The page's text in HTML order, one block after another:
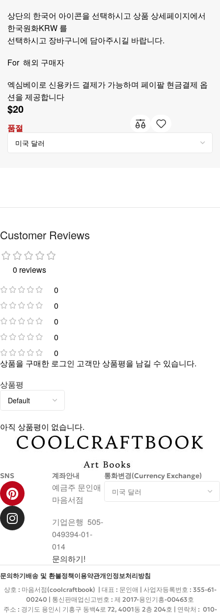
상단의 한국어 아이콘을 선택하시고 상품 상세페이지에서
한국원화KRW 를
선택하시고 장바구니에 담아주시길 바랍니다.
For 해외 구매자
엑심베이로 신용카드 결제가 가능하며 페이팔 현금결제 옵
션을 제공합니다
$20
품절
Customer Reviews
0 reviews
0
0
0
0
0
상품평
아직 상품평이 없습니다.
상품을 구매한 로그인 고객만 상품평을 남길 수 있습니다.
SNS 계좌안내
예금주 문인애
마음서점
기업은행 505-
049394-01-
014
문의하기!
통화변경(Currency Exchange)
문의하기배송 및 환불정책이용약관개인정보처리방침
상호 : 마음서점(coolcraftbook) | 대표 : 문인애 | 사업자등록번호 : 355-61-
00240 | 통신판매업신고번호 : 제 2017-용인기흥-00463호
주소 : 경기도 용인시 기흥구 동백4로 72, 4001동 2층 204호 | 연락처 : 010-